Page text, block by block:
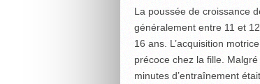
La poussée de croissance
généralement entre 11 et
16 ans. L’acquisition
précoce chez la fille.
minutes d’entraînement